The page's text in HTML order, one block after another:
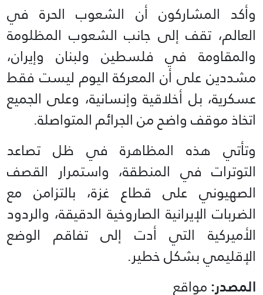
وأكد المشاركون أن الشعوب الحرة في
العالم، تقف إلى جانب الشعوب المظلومة
والمقاومة في فلسطين ولبنان وإيران،
مشددين على أن المعركة اليوم ليست فقط
عسكرية، بل أخلاقية وإنسانية، وعلى الجميع
اتخاذ موقف واضح من الجرائم المتواصلة.
وتأتي هذه المظاهرة في ظل تصاعد
التوترات في المنطقة، واستمرار القصف
الصهيوني على قطاع غزة، بالتزامن مع
الضربات الإيرانية الصاروخية الدقيقة، والردود
الأميركية التي أدت إلى تفاقم الوضع
الإقليمي بشكل خطير.
المصدر:مواقع